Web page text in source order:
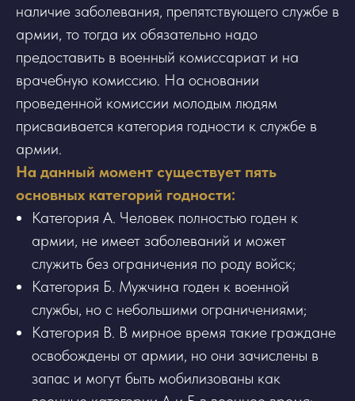
наличие заболевания, препятствующего службе в
армии, то тогда их обязательно надо
предоставить в военный комиссариат и на
врачебную комиссию. На основании
проведенной комиссии молодым людям
присваивается категория годности к службе в
армии.
На данный момент существует пять
основных категорий годности:
Категория А. Человек полностью годен к
армии, не имеет заболеваний и может
служить без ограничения по роду войск;
Категория Б. Мужчина годен к военной
службы, но с небольшими ограничениями;
Категория В. В мирное время такие граждане
освобождены от армии, но они зачислены в
запас и могут быть мобилизованы как